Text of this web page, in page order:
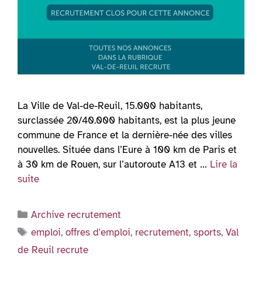
La Ville de Val-de-Reuil, 15.000 habitants,
surclassée 20/40.000 habitants, est la plus jeune
commune de France et la dernière-née des villes
nouvelles. Située dans l’Eure à 100 km de Paris et
à 30 km de Rouen, sur l’autoroute A13 et … Lire la
suite
Catégories
Archive recrutement
Étiquettes
emploi,offres d'emploi, recrutement,sports,Val
de Reuil recrute